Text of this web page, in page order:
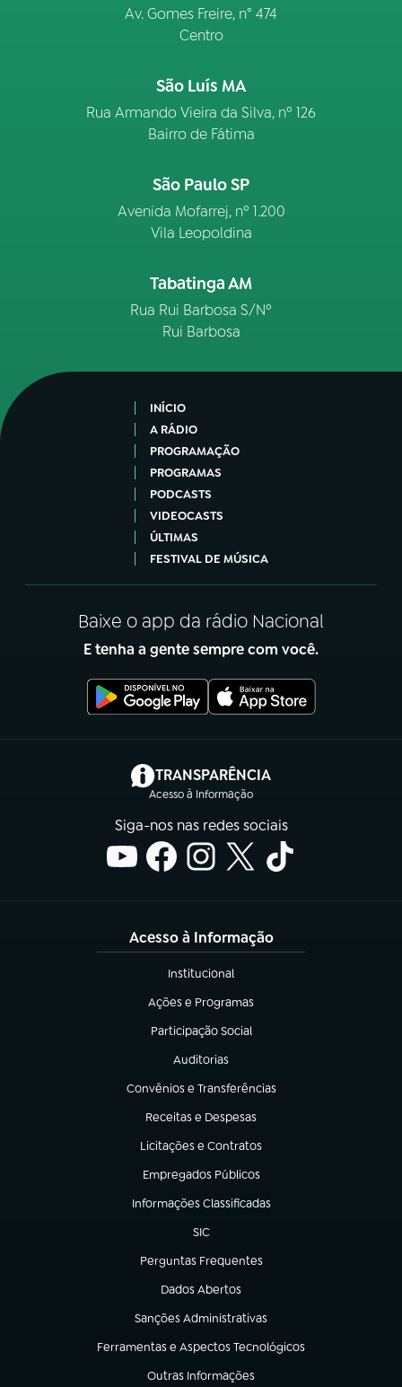
Av. Gomes Freire, n° 474
Centro
São Luís MA
Rua Armando Vieira da Silva, nº 126
Bairro de Fátima
São Paulo SP
Avenida Mofarrej, nº 1.200
Vila Leopoldina
Tabatinga AM
Rua Rui Barbosa S/Nº
Rui Barbosa
INÍCIO
A RÁDIO
PROGRAMAÇÃO
PROGRAMAS
PODCASTS
VIDEOCASTS
ÚLTIMAS
FESTIVAL DE MÚSICA
Baixe o app da rádio Nacional
E tenha a gente sempre com você.
TRANSPARÊNCIA
Acesso à Informação
(abre em nova aba)
Siga-nos nas redes sociais
Acesso à Informação
Institucional
(abre em nova aba)
Ações e Programas
(abre em nova aba)
Participação Social
(abre em nova aba)
Auditorias
(abre em nova aba)
Convênios e Transferências
(abre em nova aba)
Receitas e Despesas
(abre em nova aba)
Licitações e Contratos
(abre em nova aba)
Empregados Públicos
(abre em nova aba)
Informações Classificadas
(abre em nova aba)
SIC
(abre em nova aba)
Perguntas Frequentes
(abre em nova aba)
Dados Abertos
(abre em nova aba)
Sanções Administrativas
(abre em nova aba)
Ferramentas e Aspectos Tecnológicos
(abre em nova aba)
Outras Informações
(abre em nova aba)